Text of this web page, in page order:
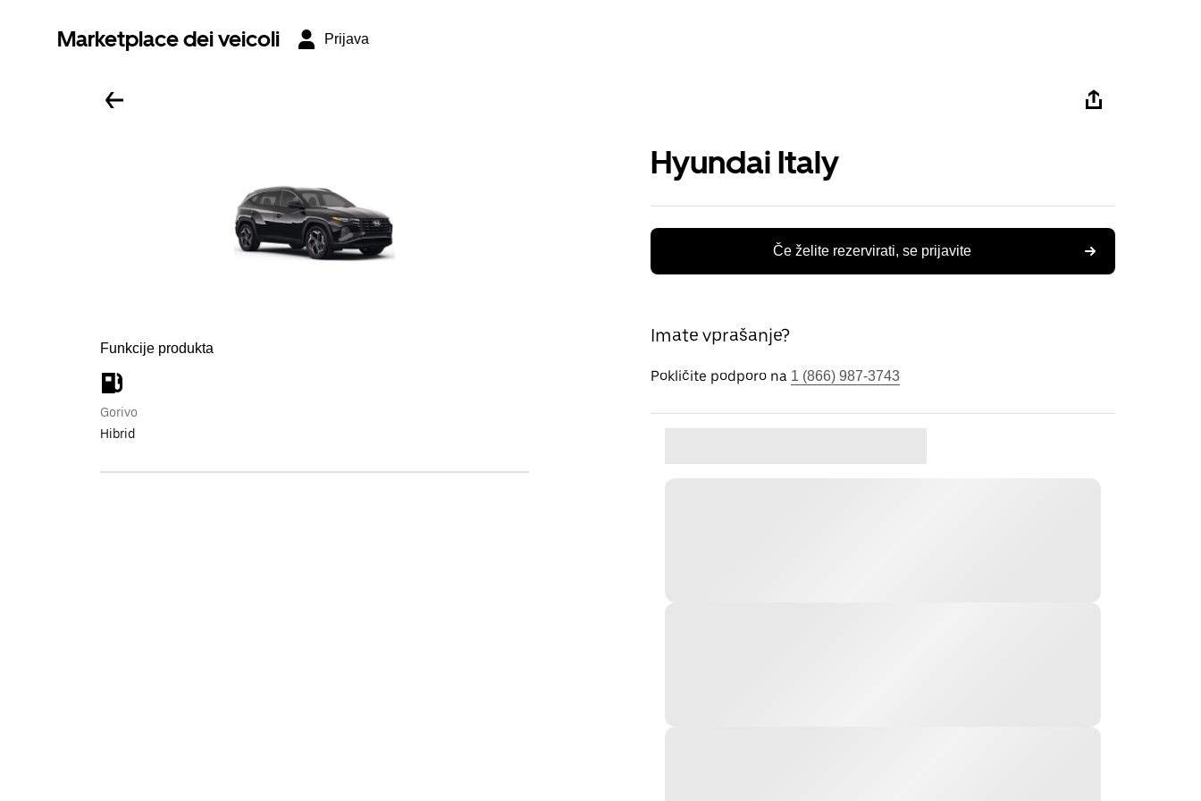
Marketplace dei veicoli Prijava
Funkcije produkta
Gorivo
Hibrid
Hyundai Italy
Če želite rezervirati, se prijavite
Imate vprašanje?
Pokličite podporo na 1 (866) 987-3743